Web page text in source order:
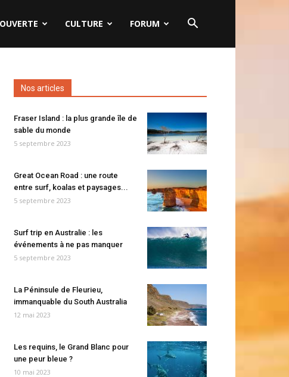
CULTURE FORUM
Nos articles
Fraser Island : la plus grande île de
sable du monde
5 septembre 2023
Great Ocean Road : une route
entre surf, koalas et paysages...
5 septembre 2023
Surf trip en Australie : les
événements à ne pas manquer
5 septembre 2023
La Péninsule de Fleurieu,
immanquable du South Australia
12 mai 2023
Les requins, le Grand Blanc pour
une peur bleue ?
10 mai 2023